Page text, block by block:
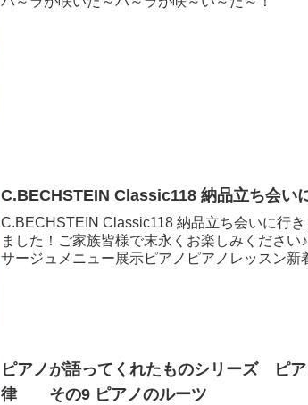
C.BECHSTEIN Classic118 納品立ち会い
C.BECHSTEIN Classic118 納品立ち会いに行
ました！ご家族皆様で末永くお楽しみくださ
サージュメニュー展示ピアノピアノレッスン新
ピアノが語ってくれたものシリーズ ピ
律 その9 ピアノのルーツ